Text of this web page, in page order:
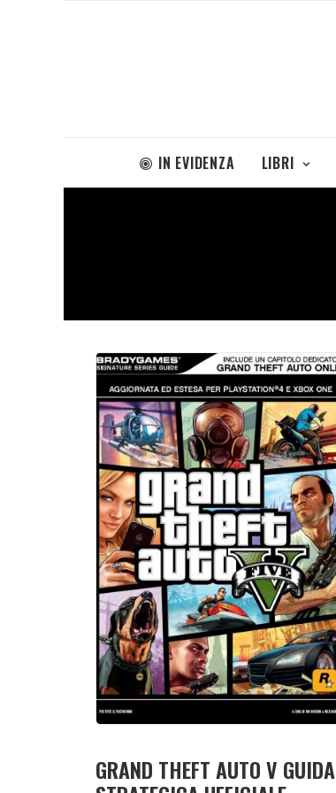
IN EVIDENZA LIBRI
GRAND THEFT AUTO V GUIDA